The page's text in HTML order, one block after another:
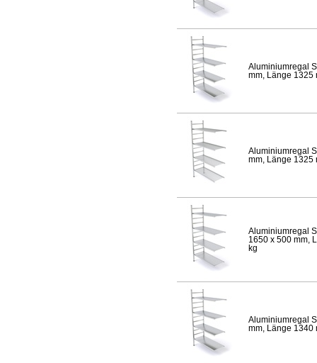
Aluminiumregal
mm, Länge 1325
Aluminiumregal
mm, Länge 1325
Aluminiumregal
1650 x 500 mm,
kg
Aluminiumregal
mm, Länge 1340